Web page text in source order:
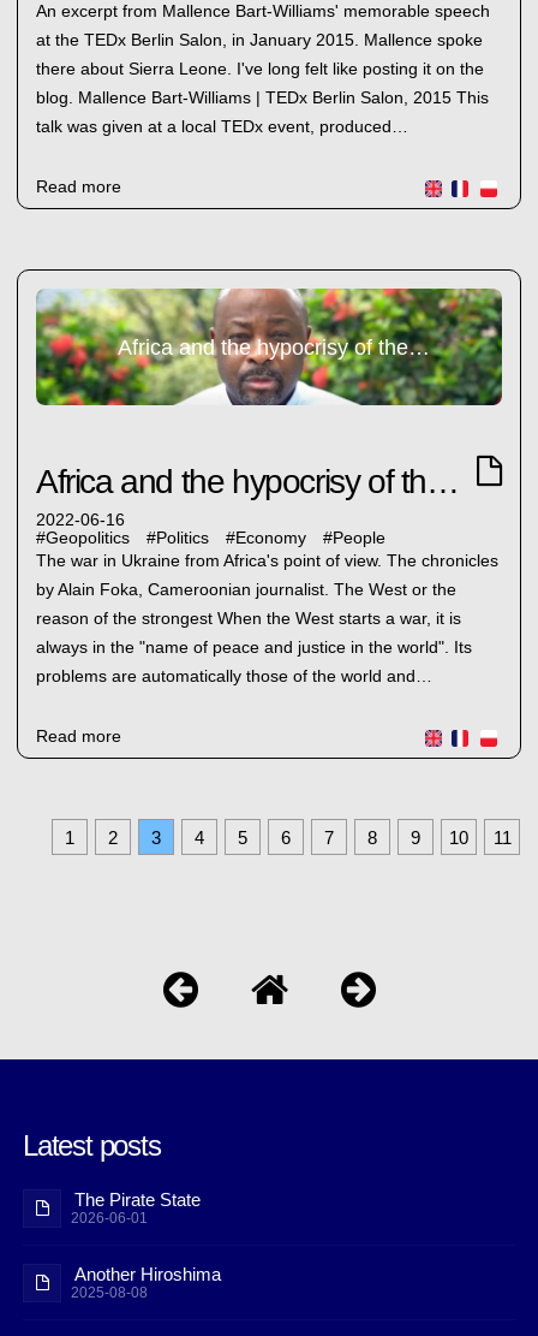
An excerpt from Mallence Bart-Williams' memorable speech
at the TEDx Berlin Salon, in January 2015. Mallence spoke
there about Sierra Leone. I've long felt like posting it on the
blog. Mallence Bart-Williams | TEDx Berlin Salon, 2015 This
talk was given at a local TEDx event, produced…
Read more
Africa and the hypocrisy of the West (1)
Africa and the hypocrisy of the West (1)
2022-06-16
#Geopolitics #Politics #Economy #People
The war in Ukraine from Africa's point of view. The chronicles
by Alain Foka, Cameroonian journalist. The West or the
reason of the strongest When the West starts a war, it is
always in the "name of peace and justice in the world". Its
problems are automatically those of the world and…
Read more
1 2 3 4 5 6 7 8 9 10 11
Latest posts
The Pirate State
2026-06-01
Another Hiroshima
2025-08-08